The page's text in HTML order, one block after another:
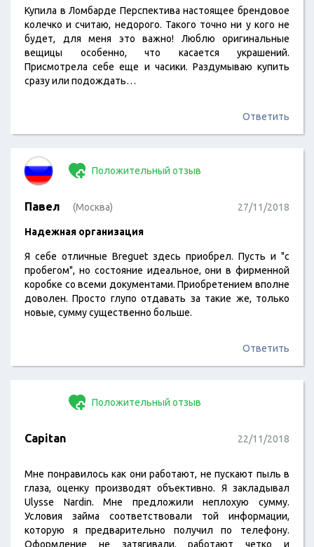
Купила в Ломбарде Перспектива настоящее брендовое
колечко и считаю, недорого. Такого точно ни у кого не
будет, для меня это важно! Люблю оригинальные
вещицы особенно, что касается украшений.
Присмотрела себе еще и часики. Раздумываю купить
сразу или подождать…
Ответить
Положительный отзыв
Павел (Москва) 27/11/2018
Надежная организация
Я себе отличные Breguet здесь приобрел. Пусть и "с
пробегом", но состояние идеальное, они в фирменной
коробке со всеми документами. Приобретением вполне
доволен. Просто глупо отдавать за такие же, только
новые, сумму существенно больше.
Ответить
Положительный отзыв
Capitan 22/11/2018
Мне понравилось как они работают, не пускают пыль в
глаза, оценку производят объективно. Я закладывал
Ulysse Nardin. Мне предложили неплохую сумму.
Условия займа соответствовали той информации,
которую я предварительно получил по телефону.
Оформление не затягивали, работают четко и